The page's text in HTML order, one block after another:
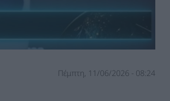
Πέμπτη, 11/06/2026 - 08:24